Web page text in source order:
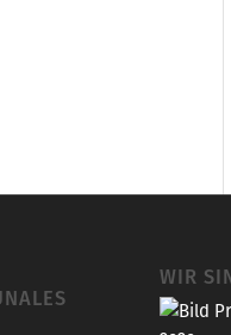
J
WIR